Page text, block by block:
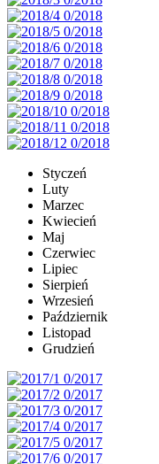
Styczeń
Luty
Marzec
Kwiecień
Maj
Czerwiec
Lipiec
Sierpień
Wrzesień
Październik
Listopad
Grudzień